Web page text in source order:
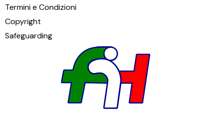
Termini e Condizioni
Copyright
Safeguarding